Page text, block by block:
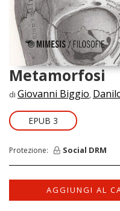
Metamorfosi
di Giovanni Biggio,
EPUB 3
Protezione: Social DRM
AGGIUNGI AL